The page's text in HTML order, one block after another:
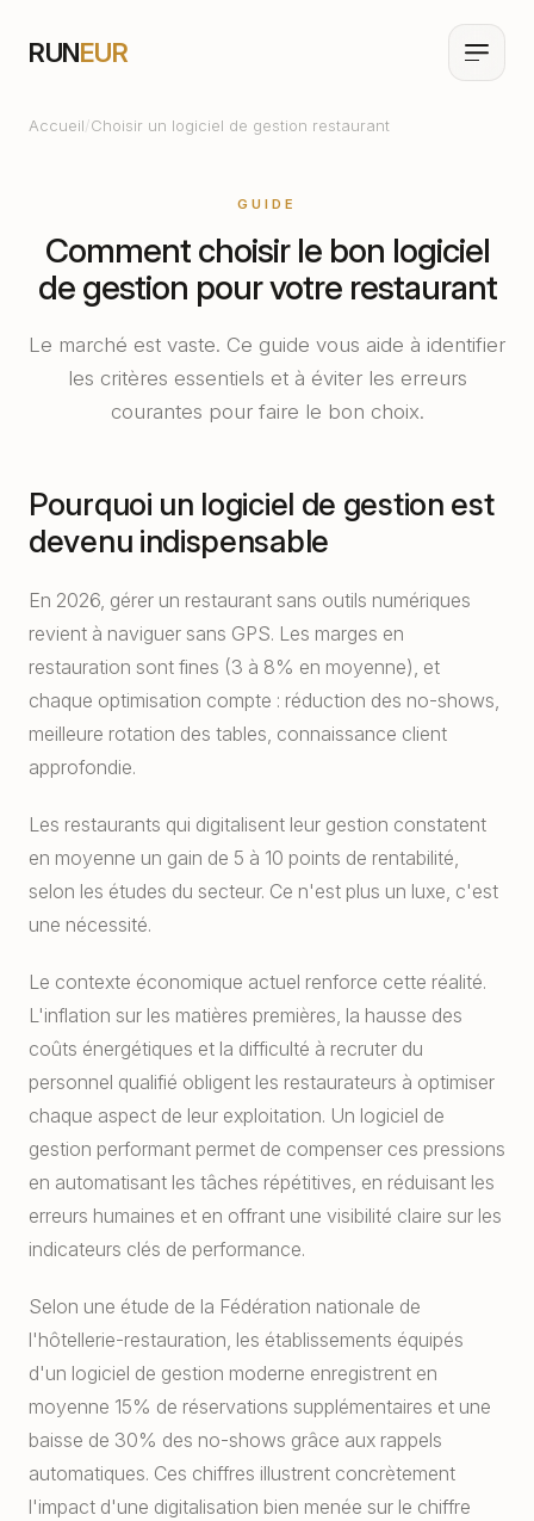
RUNEUR
Accueil/Choisir un logiciel de gestion restaurant
GUIDE
Comment choisir le bon logiciel
de gestion pour votre restaurant
Le marché est vaste. Ce guide vous aide à identifier
les critères essentiels et à éviter les erreurs
courantes pour faire le bon choix.
Pourquoi un logiciel de gestion est
devenu indispensable
En 2026, gérer un restaurant sans outils numériques
revient à naviguer sans GPS. Les marges en
restauration sont fines (3 à 8% en moyenne), et
chaque optimisation compte : réduction des no-shows,
meilleure rotation des tables, connaissance client
approfondie.
Les restaurants qui digitalisent leur gestion constatent
en moyenne un gain de 5 à 10 points de rentabilité,
selon les études du secteur. Ce n'est plus un luxe, c'est
une nécessité.
Le contexte économique actuel renforce cette réalité.
L'inflation sur les matières premières, la hausse des
coûts énergétiques et la difficulté à recruter du
personnel qualifié obligent les restaurateurs à optimiser
chaque aspect de leur exploitation. Un logiciel de
gestion performant permet de compenser ces pressions
en automatisant les tâches répétitives, en réduisant les
erreurs humaines et en offrant une visibilité claire sur les
indicateurs clés de performance.
Selon une étude de la Fédération nationale de
l'hôtellerie-restauration, les établissements équipés
d'un logiciel de gestion moderne enregistrent en
moyenne 15% de réservations supplémentaires et une
baisse de 30% des no-shows grâce aux rappels
automatiques. Ces chiffres illustrent concrètement
l'impact d'une digitalisation bien menée sur le chiffre